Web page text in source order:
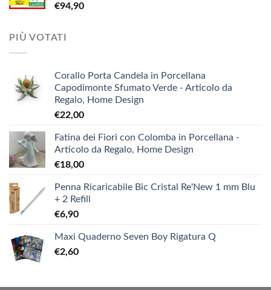
€3,90.
€94,90
PIÙ VOTATI
Corallo Porta Candela in Porcellana
Capodimonte Sfumato Verde - Articolo da
Regalo, Home Design
€22,00
Fatina dei Fiori con Colomba in Porcellana -
Articolo da Regalo, Home Design
€18,00
Penna Ricaricabile Bic Cristal Re'New 1 mm Blu
+ 2 Refill
€6,90
Maxi Quaderno Seven Boy Rigatura Q
€2,60